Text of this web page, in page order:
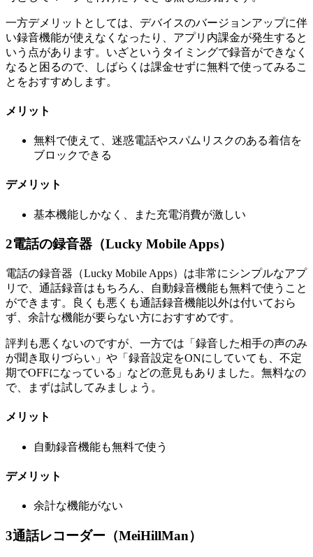
一方デメリットとしては、デバイスのバージョンアップに伴
い録音機能が使えなくなったり、アプリ内課金が発生すると
いう点があります。いざというタイミングで録音ができなく
なると困るので、しばらくは課金せずに無料で使ってみるこ
とをおすすめします。
メリット
無料で使えて、迷惑電話やスパムリスクのある着信を
ブロックできる
デメリット
基本機能しかなく、また充電消費が激しい
2電話の録音器（Lucky Mobile Apps）
電話の録音器（Lucky Mobile Apps）は非常にシンプルなアプ
リで、通話録音はもちろん、自動録音機能も無料で使うこと
ができます。良くも悪くも通話録音機能以外は付いておら
ず、余計な機能が要らない方におすすめです。
評判も悪くないのですが、一方では「録音した相手の声のみ
が聞き取りづらい」や「録音設定をONにしていても、不定
期でOFFになっている」などの意見もありました。無料なの
で、まずは試してみましょう。
メリット
自動録音機能も無料で使う
デメリット
余計な機能がない
3通話レコーダー（MeiHillMan）